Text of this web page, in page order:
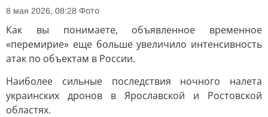
8 мая 2026, 08:28 Фото
Как вы понимаете, объявленное временное
«перемирие» еще больше увеличило интенсивность
атак по объектам в России.
Наиболее сильные последствия ночного налета
украинских дронов в Ярославской и Ростовской
областях.